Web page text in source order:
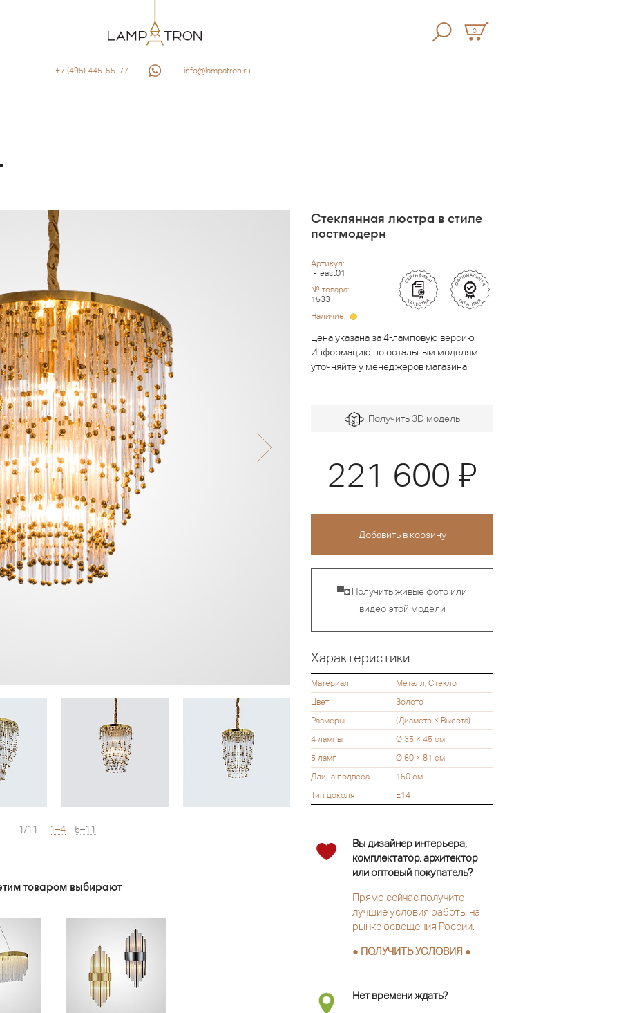
0
+7 (495) 445-55-77 info@lampatron.ru
1/11 1–4 5–11
товаром выбирают
Стеклянная люстра в стиле
постмодерн
Артикул:
f-feast01
№ товара:
1533
Наличие:
Цена указана за 4-ламповую версию.
Информацию по остальным моделям
уточняйте у менеджеров магазина!
Получить 3D модель
221 600 Я
▀◘ Получить живые фото или
видео этой модели
Характеристики
Материал
Металл, Стекло
Цвет
Золото
Размеры
(Диаметр × Высота)
4 лампы
Ø 35 × 45 см
5 ламп
Ø 60 × 81 см
Длина подвеса
150 см
Тип цоколя
Е14
Вы дизайнер интерьера,
комплектатор, архитектор
или оптовый покупатель?
Прямо сейчас получите
лучшие условия работы на
рынке освещения России.
● ПОЛУЧИТЬ УСЛОВИЯ ●
Нет времени ждать?